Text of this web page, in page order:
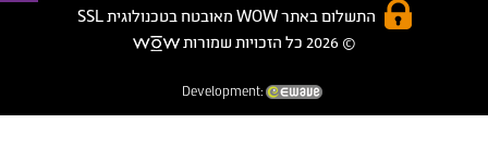
התשלום באתר WOW מאובטח בטכנולוגית SSL
© 2026 כל הזכויות שמורות
Development: